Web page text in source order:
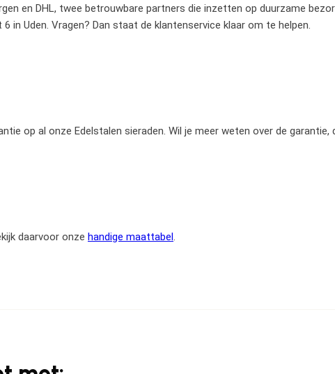
en DHL, twee betrouwbare partners die inzetten op duurzame
in Uden. Vragen? Dan staat de klantenservice klaar om te helpen.
op al onze Edelstalen sieraden. Wil je meer weten over de garantie,
daarvoor onze handige maattabel.